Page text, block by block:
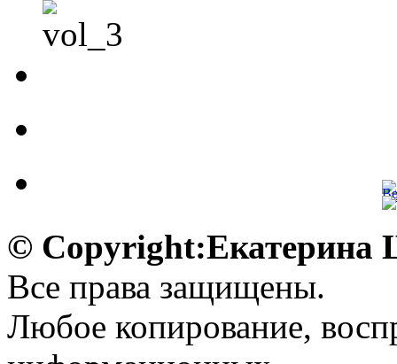
© Copyright:Екатерина
Все права защищены.
Любое копирование,